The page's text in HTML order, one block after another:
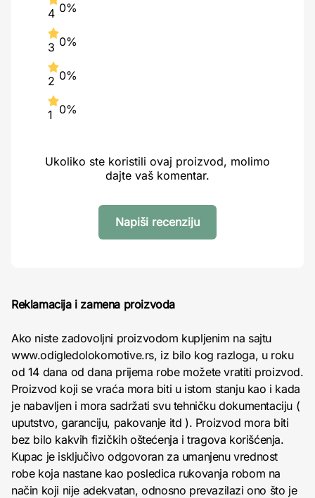
4 0%
3 0%
2 0%
1 0%
Ukoliko ste koristili ovaj proizvod, molimo
dajte vaš komentar.
Napiši recenziju
Reklamacija i zamena proizvoda
Ako niste zadovoljni proizvodom kupljenim na sajtu
www.odigledolokomotive.rs, iz bilo kog razloga, u roku
od 14 dana od dana prijema robe možete vratiti proizvod.
Proizvod koji se vraća mora biti u istom stanju kao i kada
je nabavljen i mora sadržati svu tehničku dokumentaciju (
uputstvo, garanciju, pakovanje itd ). Proizvod mora biti
bez bilo kakvih fizičkih oštećenja i tragova korišćenja.
Kupac je isključivo odgovoran za umanjenu vrednost
robe koja nastane kao posledica rukovanja robom na
način koji nije adekvatan, odnosno prevazilazi ono što je